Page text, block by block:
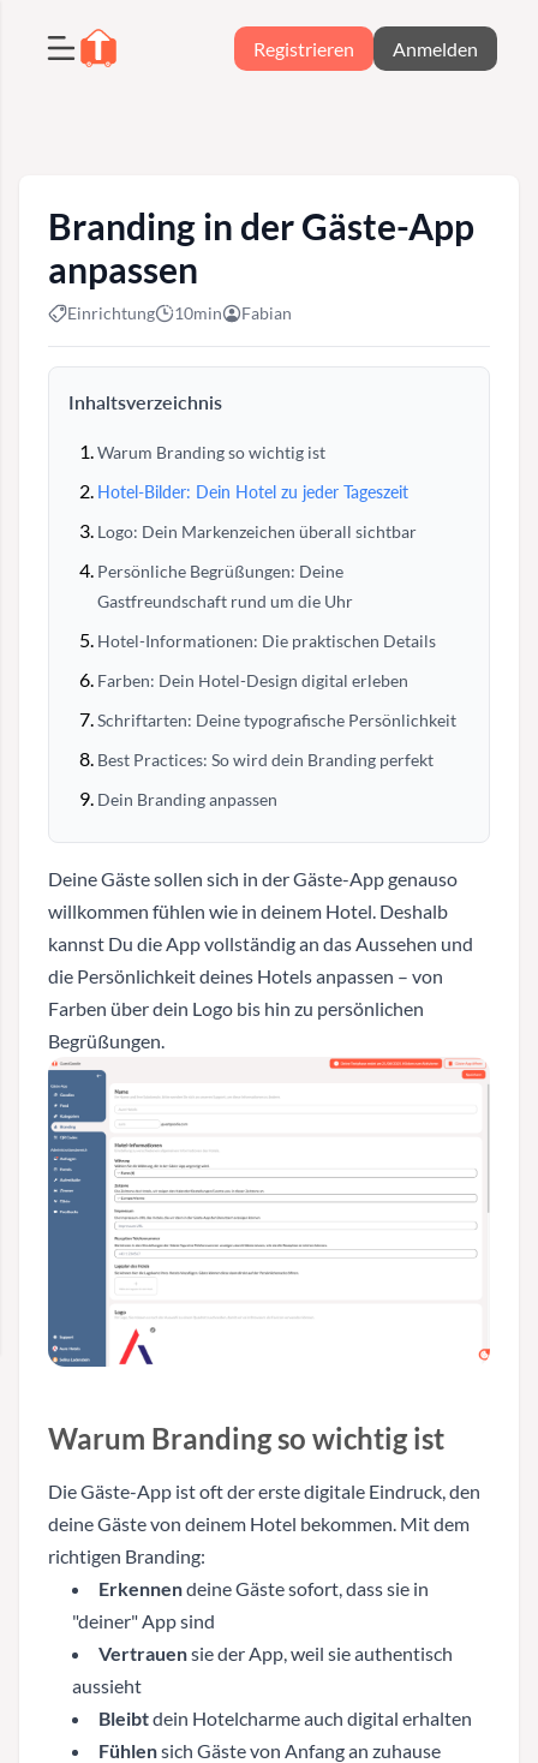
Registrieren Anmelden
Branding in der Gäste-App
anpassen
Einrichtung 10min Fabian
Inhaltsverzeichnis
Warum Branding so wichtig ist
Hotel-Bilder: Dein Hotel zu jeder Tageszeit
Logo: Dein Markenzeichen überall sichtbar
Persönliche Begrüßungen: Deine
Gastfreundschaft rund um die Uhr
Hotel-Informationen: Die praktischen Details
Farben: Dein Hotel-Design digital erleben
Schriftarten: Deine typografische Persönlichkeit
Best Practices: So wird dein Branding perfekt
Dein Branding anpassen
Deine Gäste sollen sich in der Gäste-App genauso
willkommen fühlen wie in deinem Hotel. Deshalb
kannst Du die App vollständig an das Aussehen und
die Persönlichkeit deines Hotels anpassen – von
Farben über dein Logo bis hin zu persönlichen
Begrüßungen.
Warum Branding so wichtig ist
Die Gäste-App ist oft der erste digitale Eindruck, den
deine Gäste von deinem Hotel bekommen. Mit dem
richtigen Branding:
Erkennendeine Gäste sofort, dass sie in
"deiner" App sind
Vertrauensie der App, weil sie authentisch
aussieht
Bleibtdein Hotelcharme auch digital erhalten
Fühlensich Gäste von Anfang an zuhause